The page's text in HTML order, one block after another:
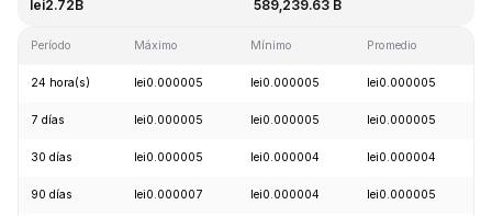
lei2.72B 589,239.63 B
Período Máximo Mínimo Promedio
24 hora(s) lei0.000005 lei0.000005 lei0.000005
7 días lei0.000005 lei0.000005 lei0.000005
30 días lei0.000005 lei0.000004 lei0.000004
90 días lei0.000007 lei0.000004 lei0.000005